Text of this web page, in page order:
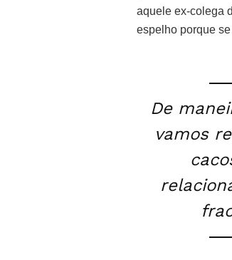
aquele ex-colega
espelho porque
De
vamos